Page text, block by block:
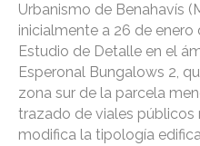
Urbanismo de Benahavís
inicialmente a 26 de
Estudio de Detalle en el
Esperonal Bungalows 2,
zona sur de la parcela
trazado de viales
modifica la tipología